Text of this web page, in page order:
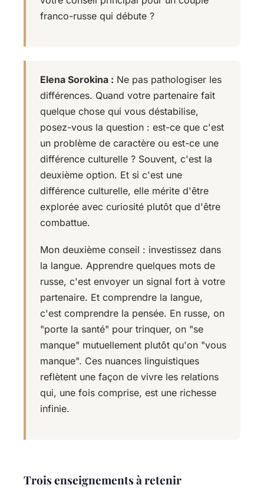
franco-russe qui débute ?
Elena Sorokina : Ne pas pathologiser les
différences. Quand votre partenaire fait
quelque chose qui vous déstabilise,
posez-vous la question : est-ce que c'est
un problème de caractère ou est-ce une
différence culturelle ? Souvent, c'est la
deuxième option. Et si c'est une
différence culturelle, elle mérite d'être
explorée avec curiosité plutôt que d'être
combattue.
Mon deuxième conseil : investissez dans
la langue. Apprendre quelques mots de
russe, c'est envoyer un signal fort à votre
partenaire. Et comprendre la langue,
c'est comprendre la pensée. En russe, on
"porte la santé" pour trinquer, on "se
manque" mutuellement plutôt qu'on "vous
manque". Ces nuances linguistiques
reflètent une façon de vivre les relations
qui, une fois comprise, est une richesse
infinie.
Trois enseignements à retenir